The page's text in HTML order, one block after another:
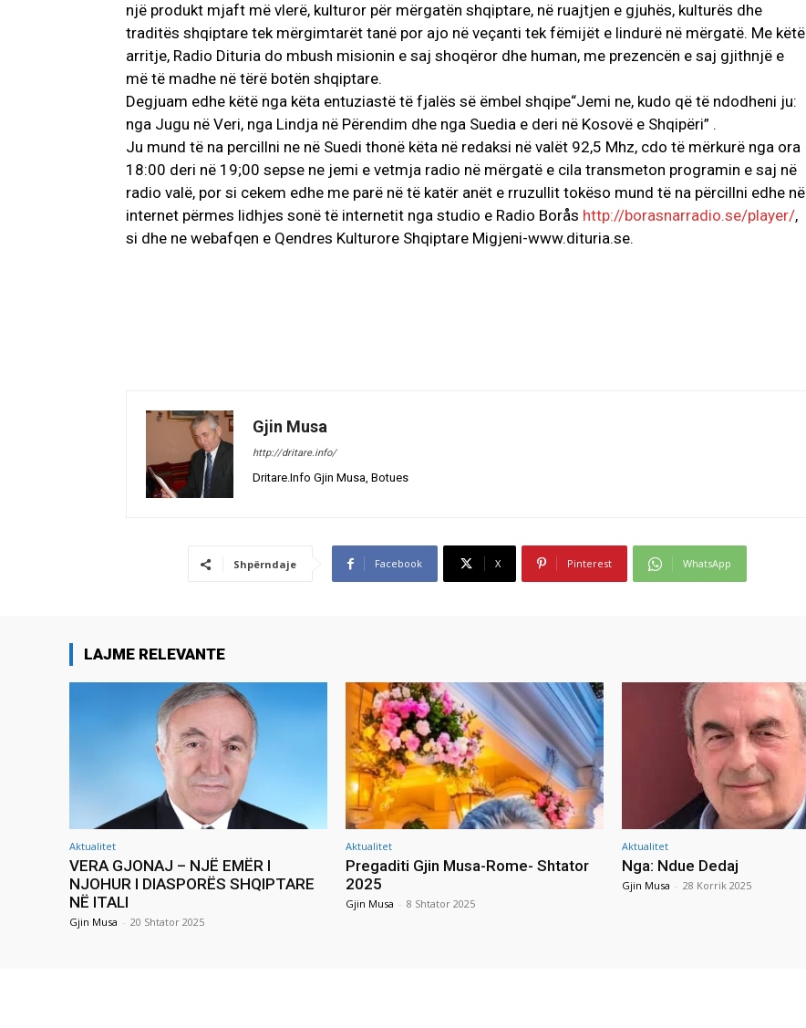
një produkt mjaft më vlerë, kulturor për mërgatën shqiptare, në ruajtjen e gjuhës, kulturës dhe
traditës shqiptare tek mërgimtarët tanë por ajo në veçanti tek fëmijët e lindurë në mërgatë. Me këtë
arritje, Radio Dituria do mbush misionin e saj shoqëror dhe human, me prezencën e saj gjithnjë e
më të madhe në tërë botën shqiptare.
Degjuam edhe këtë nga këta entuziastë të fjalës së ëmbel shqipe“Jemi ne, kudo që të ndodheni ju:
nga Jugu në Veri, nga Lindja në Përendim dhe nga Suedia e deri në Kosovë e Shqipëri” .
Ju mund të na percillni ne në Suedi thonë këta në redaksi në valët 92,5 Mhz, cdo të mërkurë nga ora
18:00 deri në 19;00 sepse ne jemi e vetmja radio në mërgatë e cila transmeton programin e saj në
radio valë, por si cekem edhe me parë në të katër anët e rruzullit tokëso mund të na përcillni edhe në
internet përmes lidhjes sonë të internetit nga studio e Radio Borås http://borasnarradio.se/player/,
si dhe ne webafqen e Qendres Kulturore Shqiptare Migjeni-www.dituria.se.
Gjin Musa
http://dritare.info/
Dritare.Info Gjin Musa, Botues
Shpërndaje Facebook X Pinterest WhatsApp
LAJME RELEVANTE
Aktualitet
VERA GJONAJ – NJË EMËR I
NJOHUR I DIASPORËS SHQIPTARE
NË ITALI
Gjin Musa - 20 Shtator 2025
Aktualitet
Pregaditi Gjin Musa-Rome- Shtator
2025
Gjin Musa - 8 Shtator 2025
Aktualitet
Nga: Ndue Dedaj
Gjin Musa - 28 Korrik 2025